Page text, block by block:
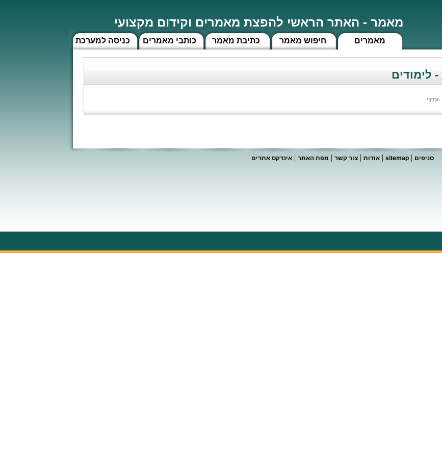
מאמר - האתר הראשי להפצת מאמרים וקידום מקצועי
כניסה למערכת כותבי מאמרים כתיבת מאמר חיפוש מאמר מאמרים
לימודים
עדני
אודות | צור קשר | מפת האתר | אינדקס אתרים | sitemap | סניפים